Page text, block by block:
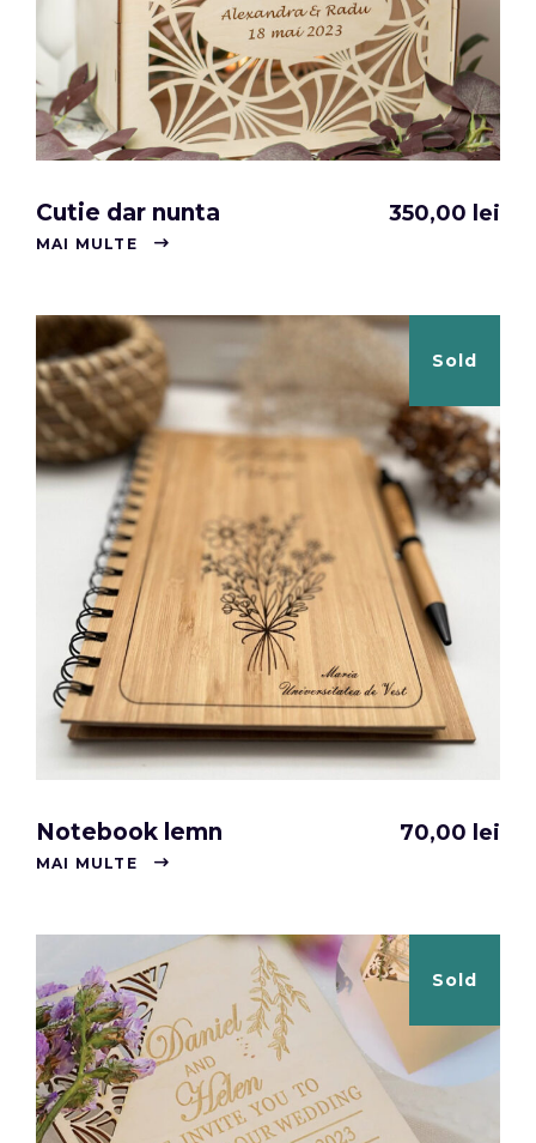
Cutie dar nunta 350,00 lei
MAI MULTE
Sold
Notebook lemn 70,00 lei
MAI MULTE
Sold